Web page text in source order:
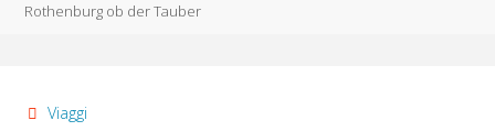
Rothenburg ob der Tauber
Viaggi